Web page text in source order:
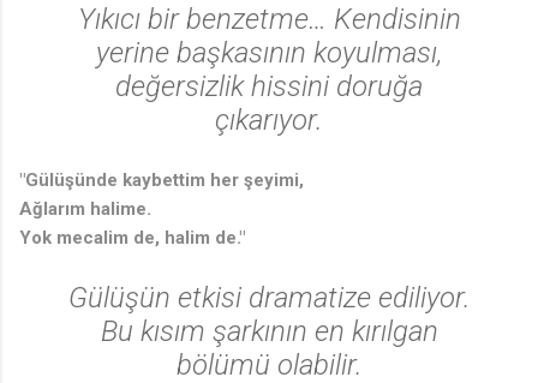
Yıkıcı bir benzetme… Kendisinin
yerine başkasının koyulması,
değersizlik hissini doruğa
çıkarıyor.
"Gülüşünde kaybettim her şeyimi,
Ağlarım halime.
Yok mecalim de, halim de."
Gülüşün etkisi dramatize ediliyor.
Bu kısım şarkının en kırılgan
bölümü olabilir.
♩